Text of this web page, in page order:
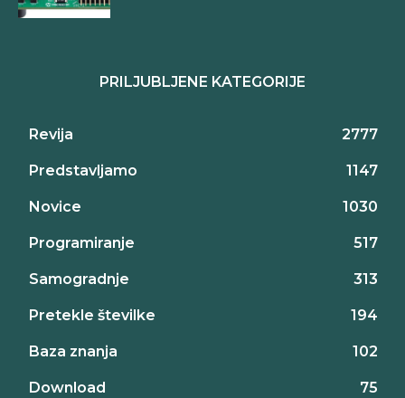
PRILJUBLJENE KATEGORIJE
Revija 2777
Predstavljamo 1147
Novice 1030
Programiranje 517
Samogradnje 313
Pretekle številke 194
Baza znanja 102
Download 75